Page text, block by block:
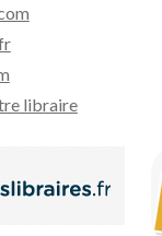
libraire